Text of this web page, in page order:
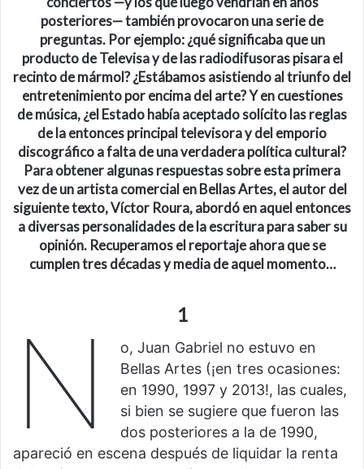
posteriores— también provocaron una serie de
preguntas. Por ejemplo: ¿qué significaba que un
producto de Televisa y de las radiodifusoras pisara el
recinto de mármol? ¿Estábamos asistiendo al triunfo del
entretenimiento por encima del arte? Y en cuestiones
de música, ¿el Estado había aceptado solícito las reglas
de la entonces principal televisora y del emporio
discográfico a falta de una verdadera política cultural?
Para obtener algunas respuestas sobre esta primera
vez de un artista comercial en Bellas Artes, el autor del
siguiente texto, Víctor Roura, abordó en aquel entonces
a diversas personalidades de la escritura para saber su
opinión. Recuperamos el reportaje ahora que se
cumplen tres décadas y media de aquel momento…
1
N
o, Juan Gabriel no estuvo en
Bellas Artes (¡en tres ocasiones:
en 1990, 1997 y 2013!, las cuales,
si bien se sugiere que fueron las
dos posteriores a la de 1990,
apareció en escena después de liquidar la renta